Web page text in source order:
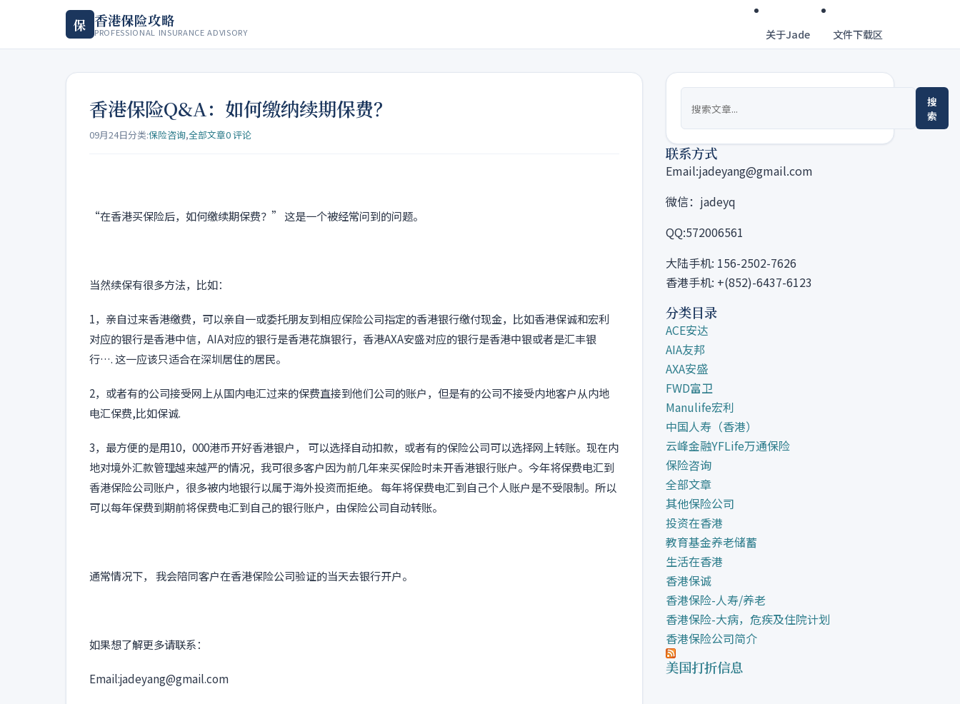
保 香港保险攻略
PROFESSIONAL INSURANCE ADVISORY 关于Jade 文件下载区
香港保险Q&A：如何缴纳续期保费？
09月24日分类:保险咨询,全部文章0 评论
“在香港买保险后，如何缴续期保费？” 这是一个被经常问到的问题。
当然续保有很多方法，比如：
1，亲自过来香港缴费，可以亲自一或委托朋友到相应保险公司指定的香港银行缴付现金，比如香港保诚和宏利
对应的银行是香港中信，AIA对应的银行是香港花旗银行，香港AXA安盛对应的银行是香港中银或者是汇丰银
行…. 这一应该只适合在深圳居住的居民。
2，或者有的公司接受网上从国内电汇过来的保费直接到他们公司的账户，但是有的公司不接受内地客户从内地
电汇保费,比如保诚.
3，最方便的是用10，000港币开好香港银户， 可以选择自动扣款，或者有的保险公司可以选择网上转账。现在内
地对境外汇款管理越来越严的情况，我可很多客户因为前几年来买保险时未开香港银行账户。今年将保费电汇到
香港保险公司账户，很多被内地银行以属于海外投资而拒绝。 每年将保费电汇到自己个人账户是不受限制。所以
可以每年保费到期前将保费电汇到自己的银行账户，由保险公司自动转账。
通常情况下， 我会陪同客户在香港保险公司验证的当天去银行开户。
如果想了解更多请联系：
Email:jadeyang@gmail.com
搜
索
联系方式
Email:jadeyang@gmail.com
微信：jadeyq
QQ:572006561
大陆手机: 156-2502-7626
香港手机: +(852)-6437-6123
分类目录
ACE安达
AIA友邦
AXA安盛
FWD富卫
Manulife宏利
中国人寿（香港）
云峰金融YFLife万通保险
保险咨询
全部文章
其他保险公司
投资在香港
教育基金养老储蓄
生活在香港
香港保诚
香港保险-人寿/养老
香港保险-大病，危疾及住院计划
香港保险公司简介
美国打折信息